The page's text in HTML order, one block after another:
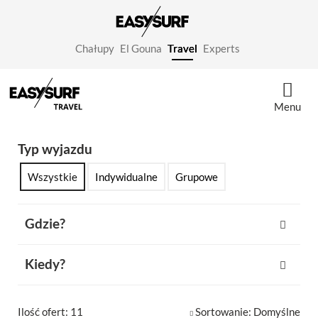
Chałupy El Gouna Travel Experts
Menu
Typ wyjazdu
Wszystkie Indywidualne Grupowe
Gdzie?
Kiedy?
Ilość ofert: 11 Sortowanie: Domyślne